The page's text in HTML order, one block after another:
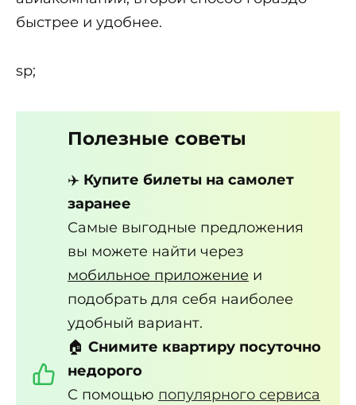
быстрее и удобнее.
sp;
Полезные советы
✈️ Купите билеты на самолет
заранее
Самые выгодные предложения
вы можете найти через
мобильное приложение и
подобрать для себя наиболее
удобный вариант.
🏠 Снимите квартиру посуточно
недорого
С помощью популярного сервиса